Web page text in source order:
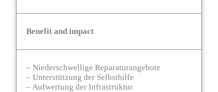
Benefit and impact
– Niederschwellige Reparaturangebote
– Unterstützung der Selbsthilfe
– Aufwertung der Infrastruktur